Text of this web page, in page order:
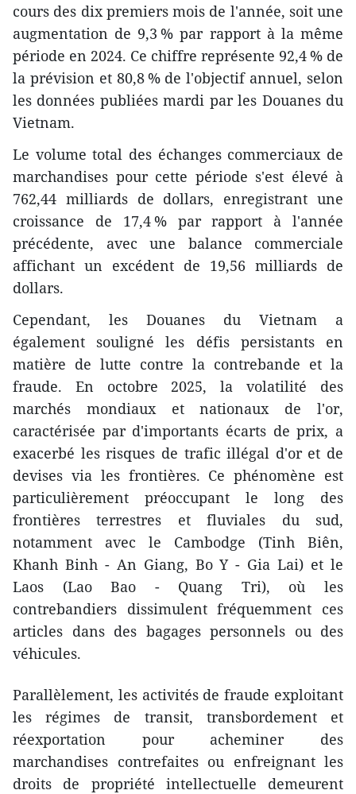
cours des dix premiers mois de l'année, soit une
augmentation de 9,3 % par rapport à la même
période en 2024. Ce chiffre représente 92,4 % de
la prévision et 80,8 % de l'objectif annuel, selon
les données publiées mardi par les Douanes du
Vietnam.
Le volume total des échanges commerciaux de
marchandises pour cette période s'est élevé à
762,44 milliards de dollars, enregistrant une
croissance de 17,4 % par rapport à l'année
précédente, avec une balance commerciale
affichant un excédent de 19,56 milliards de
dollars.
Cependant, les Douanes du Vietnam a
également souligné les défis persistants en
matière de lutte contre la contrebande et la
fraude. En octobre 2025, la volatilité des
marchés mondiaux et nationaux de l'or,
caractérisée par d'importants écarts de prix, a
exacerbé les risques de trafic illégal d'or et de
devises via les frontières. Ce phénomène est
particulièrement préoccupant le long des
frontières terrestres et fluviales du sud,
notamment avec le Cambodge (Tinh Biên,
Khanh Binh - An Giang, Bo Y - Gia Lai) et le
Laos (Lao Bao - Quang Tri), où les
contrebandiers dissimulent fréquemment ces
articles dans des bagages personnels ou des
véhicules.
Parallèlement, les activités de fraude exploitant
les régimes de transit, transbordement et
réexportation pour acheminer des
marchandises contrefaites ou enfreignant les
droits de propriété intellectuelle demeurent